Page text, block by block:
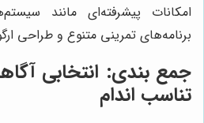
امکانات پیشرفته‌ای مانند
برنامه‌های تمرینی متنوع و طراحی
جمع بندی: انتخابی
تناسب اندام